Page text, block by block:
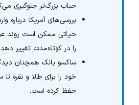
حباب بزرگ‌تر جلوگیری
بررسی‌های آمریکا درباره
حیاتی ممکن است روند
را در کوتاه‌مدت تغییر
ساکسو بانک همچنان
حفظ کرده است.